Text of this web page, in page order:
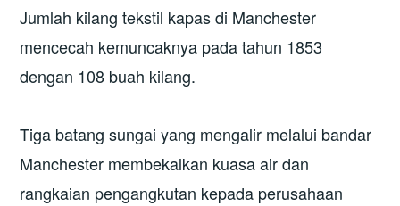
Jumlah kilang tekstil kapas di Manchester
mencecah kemuncaknya pada tahun 1853
dengan 108 buah kilang.
Tiga batang sungai yang mengalir melalui bandar
Manchester membekalkan kuasa air dan
rangkaian pengangkutan kepada perusahaan